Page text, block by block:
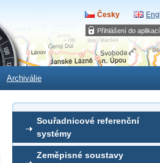
Přihlášení do aplikací
Česky
Archiválie
Souřadnicové referenční
systémy
Zeměpisné soustavy